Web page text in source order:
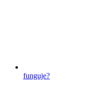
funguje?